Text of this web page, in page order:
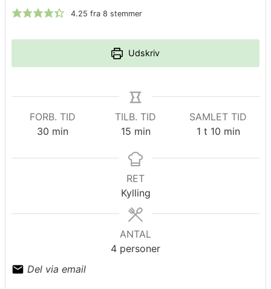
4.25 fra 8 stemmer
Udskriv
FORB. TID
30 minutter
min
TILB. TID
15minutter
min
SAMLET TID
1time
t 10minutter
min
RET
Kylling
ANTAL
4 personer
Del via email